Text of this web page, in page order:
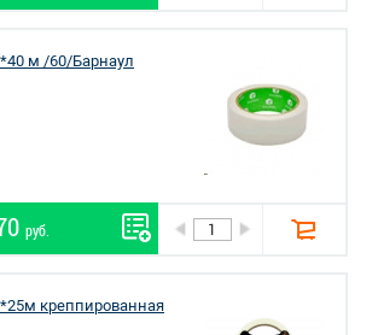
м /60/Барнаул
руб.
креппированная